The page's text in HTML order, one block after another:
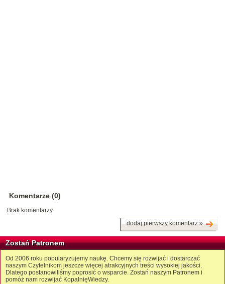
Komentarze (0)
Brak komentarzy
dodaj pierwszy komentarz »
Zostań Patronem
Od 2006 roku popularyzujemy naukę. Chcemy się rozwijać i dostarczać
naszym Czytelnikom jeszcze więcej atrakcyjnych treści wysokiej jakości.
Dlatego postanowiliśmy poprosić o wsparcie. Zostań naszym Patronem i
pomóż nam rozwijać KopalnięWiedzy.